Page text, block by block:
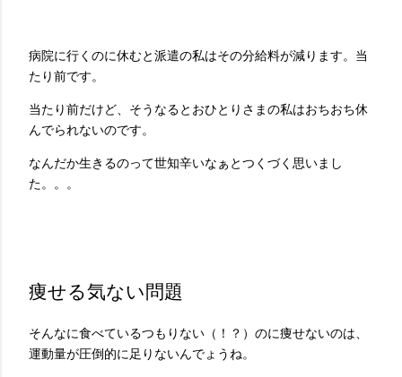
病院に行くのに休むと派遣の私はその分給料が減ります。当
たり前です。
当たり前だけど、そうなるとおひとりさまの私はおちおち休
んでられないのです。
なんだか生きるのって世知辛いなぁとつくづく思いまし
た。。。
痩せる気ない問題
そんなに食べているつもりない（！？）のに痩せないのは、
運動量が圧倒的に足りないんでょうね。